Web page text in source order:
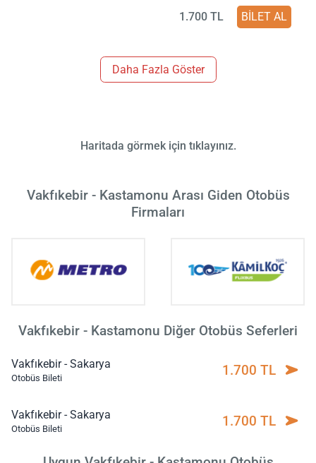
1.700 TL BİLET AL
Daha Fazla Göster
Haritada görmek için tıklayınız.
Vakfıkebir - Kastamonu Arası Giden Otobüs
Firmaları
Vakfıkebir - Kastamonu Diğer Otobüs Seferleri
Vakfıkebir - Sakarya
Otobüs Bileti 1.700 TL
Vakfıkebir - Sakarya
Otobüs Bileti 1.700 TL